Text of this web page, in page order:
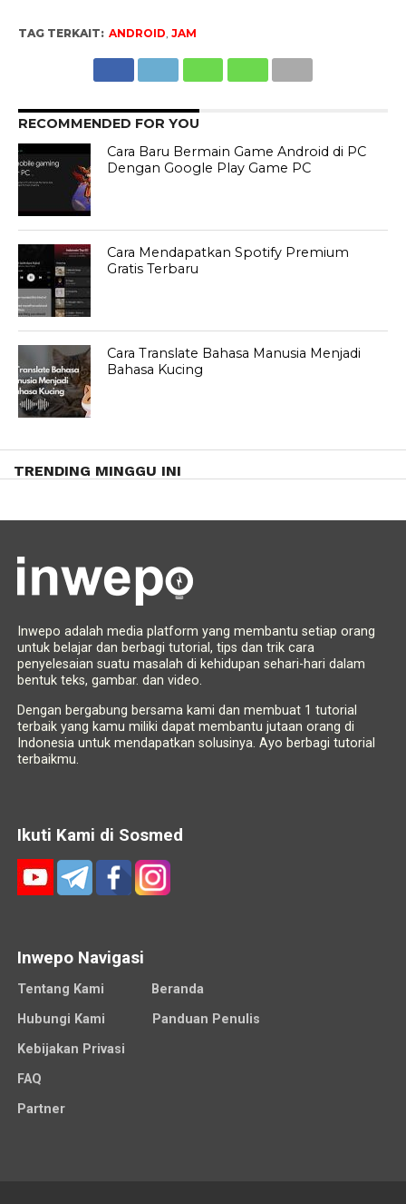
TAG TERKAIT: ANDROID, JAM
RECOMMENDED FOR YOU
Cara Baru Bermain Game Android di PC
Dengan Google Play Game PC
Cara Mendapatkan Spotify Premium
Gratis Terbaru
Cara Translate Bahasa Manusia Menjadi
Bahasa Kucing
TRENDING MINGGU INI
Inwepo adalah media platform yang membantu setiap orang
untuk belajar dan berbagi tutorial, tips dan trik cara
penyelesaian suatu masalah di kehidupan sehari-hari dalam
bentuk teks, gambar. dan video.
Dengan bergabung bersama kami dan membuat 1 tutorial
terbaik yang kamu miliki dapat membantu jutaan orang di
Indonesia untuk mendapatkan solusinya. Ayo berbagi tutorial
terbaikmu.
Ikuti Kami di Sosmed
Inwepo Navigasi
Tentang Kami
Beranda
Hubungi Kami
Panduan Penulis
Kebijakan Privasi
FAQ
Partner